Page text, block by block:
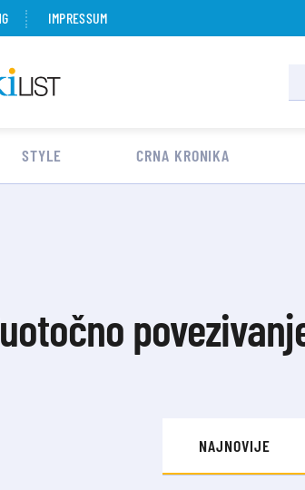
IMPRESSUM
STYLE CRNA KRONIKA
NAJNOVIJE